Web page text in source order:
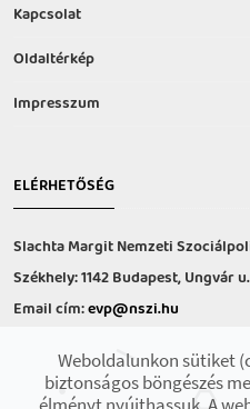
Kapcsolat
Oldaltérkép
Impresszum
ELÉRHETŐSÉG
Slachta Margit Nemzeti
Székhely: 1142 Budapest, Ungvár
Email cím:evp@nszi.hu
hétfő-csütörtök: 8:00-16:00
péntek: 8:00-14.00
Weboldalunkon sütiket
biztonságos böngészés